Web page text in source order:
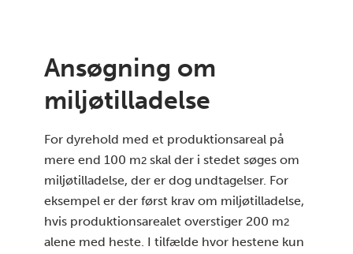
Ansøgning om
miljøtilladelse
For dyrehold med et produktionsareal på
mere end 100 m2 skal der i stedet søges om
miljøtilladelse, der er dog undtagelser. For
eksempel er der først krav om miljøtilladelse,
hvis produktionsarealet overstiger 200 m2
alene med heste. I tilfælde hvor hestene kun